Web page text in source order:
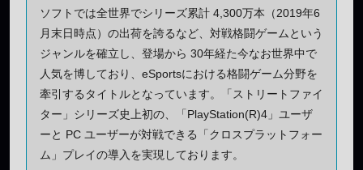
ソフトでは全世界でシリーズ累計 4,300万本（2019年6
月末日時点）の出荷を誇るなど、対戦格闘ゲームという
ジャンルを確立し、登場から 30年経た今なお世界中で
人気を博しており、eSportsにおける格闘ゲーム分野を
牽引するタイトルとなっています。「ストリートファイ
ター」シリーズ史上初の、「PlayStation(R)4」ユーザ
ーと PC ユーザーが対戦できる「クロスプラットフォー
ム」プレイの導入を実現しております。